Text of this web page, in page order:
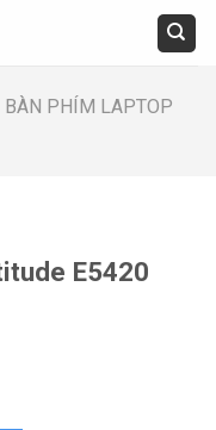
BÀN PHÍM LAPTOP
E5420